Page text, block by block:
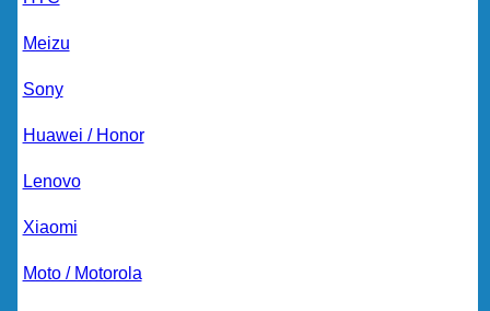
Meizu
Sony
Huawei / Honor
Lenovo
Xiaomi
Moto / Motorola